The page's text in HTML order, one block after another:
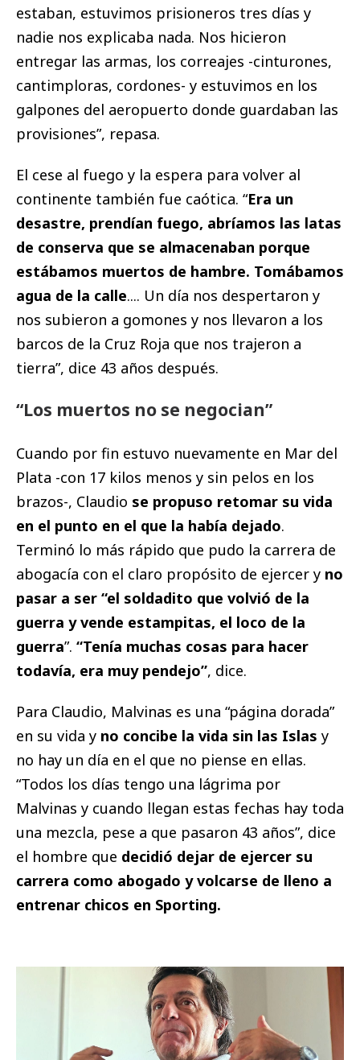
estaban, estuvimos prisioneros tres días y
nadie nos explicaba nada. Nos hicieron
entregar las armas, los correajes -cinturones,
cantimploras, cordones- y estuvimos en los
galpones del aeropuerto donde guardaban las
provisiones”, repasa.
El cese al fuego y la espera para volver al
continente también fue caótica. “Era un
desastre, prendían fuego, abríamos las latas
de conserva que se almacenaban porque
estábamos muertos de hambre. Tomábamos
agua de la calle.... Un día nos despertaron y
nos subieron a gomones y nos llevaron a los
barcos de la Cruz Roja que nos trajeron a
tierra”, dice 43 años después.
“Los muertos no se negocian”
Cuando por fin estuvo nuevamente en Mar del
Plata -con 17 kilos menos y sin pelos en los
brazos-, Claudio se propuso retomar su vida
en el punto en el que la había dejado.
Terminó lo más rápido que pudo la carrera de
abogacía con el claro propósito de ejercer y no
pasar a ser “el soldadito que volvió de la
guerra y vende estampitas, el loco de la
guerra”. “Tenía muchas cosas para hacer
todavía, era muy pendejo”, dice.
Para Claudio, Malvinas es una “página dorada”
en su vida y no concibe la vida sin las Islas y
no hay un día en el que no piense en ellas.
“Todos los días tengo una lágrima por
Malvinas y cuando llegan estas fechas hay toda
una mezcla, pese a que pasaron 43 años”, dice
el hombre que decidió dejar de ejercer su
carrera como abogado y volcarse de lleno a
entrenar chicos en Sporting.